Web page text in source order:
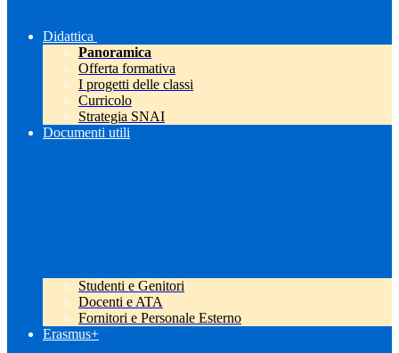
Didattica
Panoramica
Offerta formativa
I progetti delle classi
Curricolo
Strategia SNAI
Documenti utili
Studenti e Genitori
Docenti e ATA
Fornitori e Personale Esterno
Erasmus+